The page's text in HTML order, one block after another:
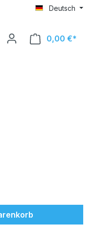
Deutsch
0,00 €*
Wert